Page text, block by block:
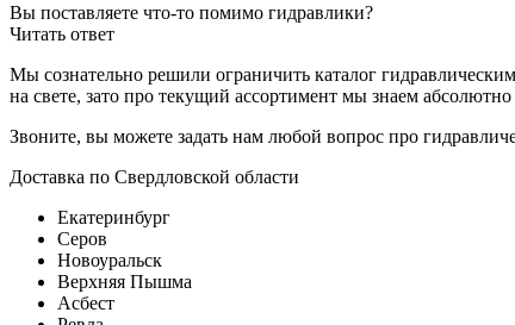
Вы поставляете что-то помимо гидравлики?
Читать ответ
Мы сознательно решили ограничить каталог
на свете, зато про текущий ассортимент мы знаем абсолютно
Звоните, вы можете задать нам любой вопрос про
Доставка по Свердловской области
Екатеринбург
Серов
Новоуральск
Верхняя Пышма
Асбест